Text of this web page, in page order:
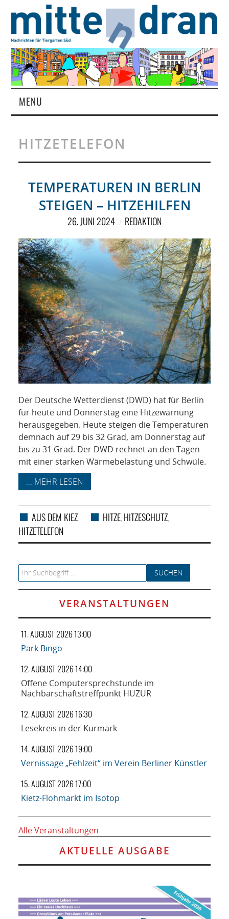
MENU
MAGAZIN
ÜBER UNS
RUBRIKEN
SPONSORING
KONTAKT
HITZETELEFON
TEMPERATUREN IN BERLIN
STEIGEN – HITZEHILFEN
26. JUNI 2024 REDAKTION
Der Deutsche Wetterdienst (DWD) hat für Berlin
für heute und Donnerstag eine Hitzewarnung
herausgegeben. Heute steigen die Temperaturen
demnach auf 29 bis 32 Grad, am Donnerstag auf
bis zu 31 Grad. Der DWD rechnet an den Tagen
mit einer starken Wärmebelastung und Schwüle.
... MEHR LESEN
AUS DEM KIEZ HITZE, HITZESCHUTZ,
HITZETELEFON
Search for:
VERANSTALTUNGEN
11. AUGUST 2026 13:00
Park Bingo
12. AUGUST 2026 14:00
Offene Computersprechstunde im
Nachbarschaftstreffpunkt HUZUR
12. AUGUST 2026 16:30
Lesekreis in der Kurmark
14. AUGUST 2026 19:00
Vernissage „Fehlzeit“ im Verein Berliner Künstler
15. AUGUST 2026 17:00
Kietz-Flohmarkt im Isotop
Alle Veranstaltungen
AKTUELLE AUSGABE